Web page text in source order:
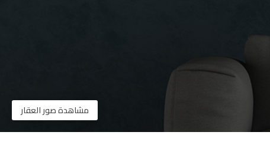
مشاهدة صور العقار